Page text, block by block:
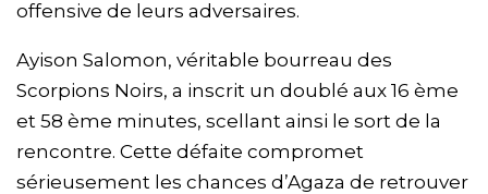
offensive de leurs adversaires.
Ayison Salomon, véritable bourreau des
Scorpions Noirs, a inscrit un doublé aux 16 ème
et 58 ème minutes, scellant ainsi le sort de la
rencontre. Cette défaite compromet
sérieusement les chances d’Agaza de retrouver